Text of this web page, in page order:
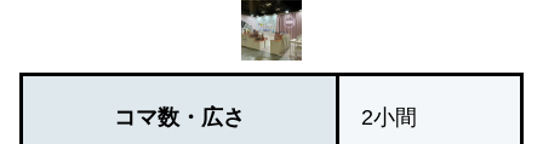
コマ数・広さ 2小間